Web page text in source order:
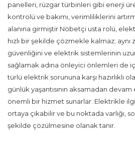
panelleri, rüzgar türbinleri gibi enerji
kontrolü ve bakımı, verimliliklerini
alanına girmiştir.Nöbetçi usta rolü,
hızlı bir şekilde çözmekle kalmaz; aynı
güvenliğini ve elektrik sistemlerinin
sağlamak adına önleyici önlemleri de
türlü elektrik sorununa karşı hazırlıklı
günlük yaşantısının aksamadan
önemli bir hizmet sunarlar. Elektrikle
ortaya çıkabilir ve bu noktada varlığı,
şekilde çözülmesine olanak tanır.